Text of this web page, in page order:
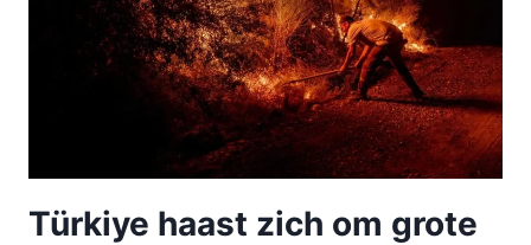
Türkiye haast zich om grote